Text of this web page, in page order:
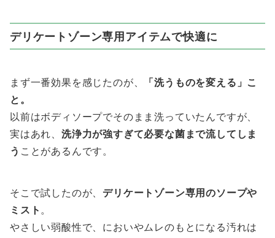
デリケートゾーン専用アイテムで快適に
まず一番効果を感じたのが、
「洗うものを変える」こ
と。
以前はボディソープでそのまま洗っていたんですが、
実はあれ、 洗浄力が強すぎて必要な菌まで流してしま
う ことがあるんです。
そこで試したのが、 デリケートゾーン専用のソープや
ミスト 。
やさしい弱酸性で、においやムレのもとになる汚れは